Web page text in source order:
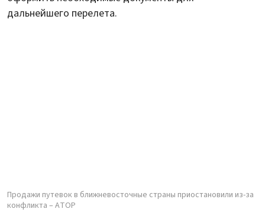
дальнейшего перелета.
Продажи путевок в ближневосточные страны приостановили из-за
конфликта – АТОР